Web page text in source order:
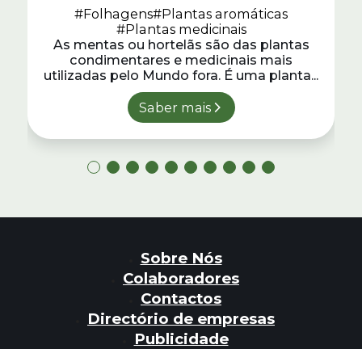
#Folhagens#Plantas aromáticas
#Plantas medicinais
As mentas ou hortelãs são das plantas
condimentares e medicinais mais
utilizadas pelo Mundo fora. É uma planta...
Saber mais
Sobre Nós
Colaboradores
Contactos
Directório de empresas
Publicidade